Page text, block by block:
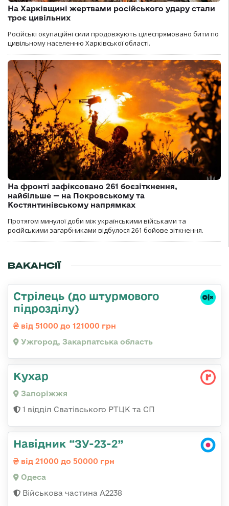
На Харківщині жертвами російського удару стали
троє цивільних
Російські окупаційні сили продовжують цілеспрямовано бити по
цивільному населенню Харківської області.
На фронті зафіксовано 261 боєзіткнення,
найбільше — на Покровському та
Костянтинівському напрямках
Протягом минулої доби між українськими військами та
російськими загарбниками відбулося 261 бойове зіткнення.
ВАКАНСІЇ
Стрілець (до штурмового
підрозділу)
від 51000 до 121000 грн
Ужгород, Закарпатська область
Кухар
Запоріжжя
1 відділ Сватівського РТЦК та СП
Навідник “ЗУ-23-2”
від 21000 до 50000 грн
Одеса
Військова частина А2238